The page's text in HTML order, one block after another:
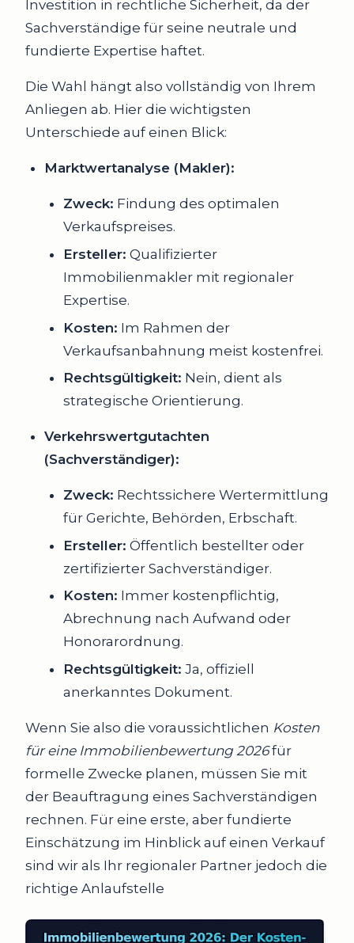
Investition in rechtliche Sicherheit, da der
Sachverständige für seine neutrale und
fundierte Expertise haftet.
Die Wahl hängt also vollständig von Ihrem
Anliegen ab. Hier die wichtigsten
Unterschiede auf einen Blick:
Marktwertanalyse (Makler):
Zweck: Findung des optimalen
Verkaufspreises.
Ersteller: Qualifizierter
Immobilienmakler mit regionaler
Expertise.
Kosten: Im Rahmen der
Verkaufsanbahnung meist kostenfrei.
Rechtsgültigkeit: Nein, dient als
strategische Orientierung.
Verkehrswertgutachten
(Sachverständiger):
Zweck: Rechtssichere Wertermittlung
für Gerichte, Behörden, Erbschaft.
Ersteller: Öffentlich bestellter oder
zertifizierter Sachverständiger.
Kosten: Immer kostenpflichtig,
Abrechnung nach Aufwand oder
Honorarordnung.
Rechtsgültigkeit: Ja, offiziell
anerkanntes Dokument.
Wenn Sie also die voraussichtlichen Kosten
für eine Immobilienbewertung 2026für
formelle Zwecke planen, müssen Sie mit
der Beauftragung eines Sachverständigen
rechnen. Für eine erste, aber fundierte
Einschätzung im Hinblick auf einen Verkauf
sind wir als Ihr regionaler Partner jedoch die
richtige Anlaufstelle